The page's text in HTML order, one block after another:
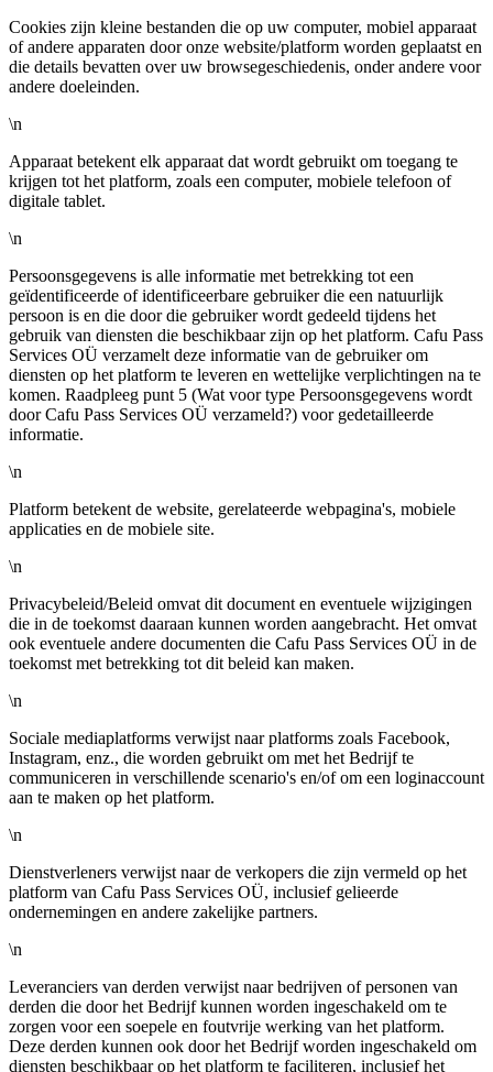
Cookies zijn kleine bestanden die op uw computer, mobiel apparaat
of andere apparaten door onze website/platform worden geplaatst en
die details bevatten over uw browsegeschiedenis, onder andere voor
andere doeleinden.
\n
Apparaat betekent elk apparaat dat wordt gebruikt om toegang te
krijgen tot het platform, zoals een computer, mobiele telefoon of
digitale tablet.
\n
Persoonsgegevens is alle informatie met betrekking tot een
geïdentificeerde of identificeerbare gebruiker die een natuurlijk
persoon is en die door die gebruiker wordt gedeeld tijdens het
gebruik van diensten die beschikbaar zijn op het platform. Cafu Pass
Services OÜ verzamelt deze informatie van de gebruiker om
diensten op het platform te leveren en wettelijke verplichtingen na te
komen. Raadpleeg punt 5 (Wat voor type Persoonsgegevens wordt
door Cafu Pass Services OÜ verzameld?) voor gedetailleerde
informatie.
\n
Platform betekent de website, gerelateerde webpagina's, mobiele
applicaties en de mobiele site.
\n
Privacybeleid/Beleid omvat dit document en eventuele wijzigingen
die in de toekomst daaraan kunnen worden aangebracht. Het omvat
ook eventuele andere documenten die Cafu Pass Services OÜ in de
toekomst met betrekking tot dit beleid kan maken.
\n
Sociale mediaplatforms verwijst naar platforms zoals Facebook,
Instagram, enz., die worden gebruikt om met het Bedrijf te
communiceren in verschillende scenario's en/of om een loginaccount
aan te maken op het platform.
\n
Dienstverleners verwijst naar de verkopers die zijn vermeld op het
platform van Cafu Pass Services OÜ, inclusief gelieerde
ondernemingen en andere zakelijke partners.
\n
Leveranciers van derden verwijst naar bedrijven of personen van
derden die door het Bedrijf kunnen worden ingeschakeld om te
zorgen voor een soepele en foutvrije werking van het platform.
Deze derden kunnen ook door het Bedrijf worden ingeschakeld om
diensten beschikbaar op het platform te faciliteren, inclusief het